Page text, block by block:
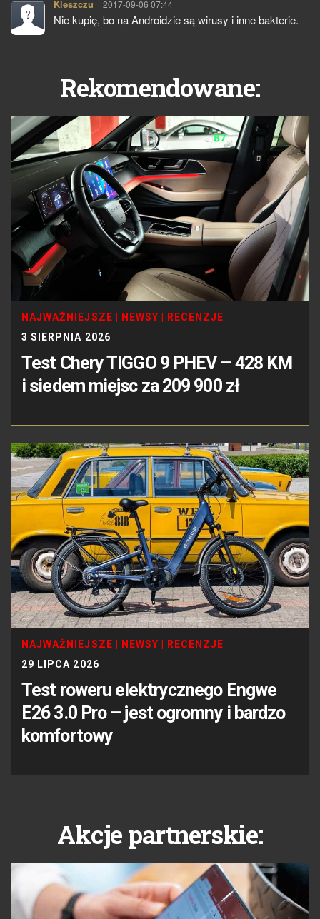
Kleszczu pisze:
2017-09-06 07:44
Nie kupię, bo na Androidzie są wirusy i inne bakterie.
Rekomendowane:
NAJWAŻNIEJSZE NEWSY
RECENZJE
3 SIERPNIA 2026
Test Chery TIGGO 9 PHEV – 428 KM
i siedem miejsc za 209 900 zł
NAJWAŻNIEJSZE NEWSY
RECENZJE
29 LIPCA 2026
Test roweru elektrycznego Engwe
E26 3.0 Pro – jest ogromny i bardzo
komfortowy
Akcje partnerskie: